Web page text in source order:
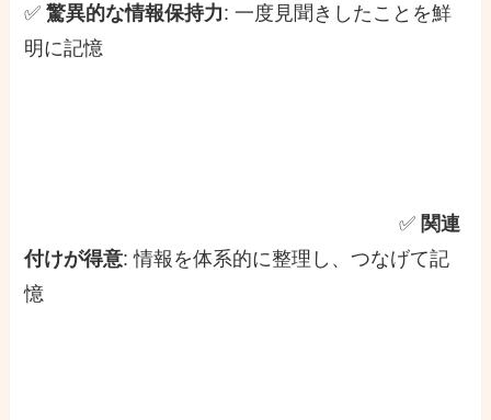
✅驚異的な情報保持力: 一度見聞きしたことを鮮
明に記憶
✅ 関連
付けが得意: 情報を体系的に整理し、つなげて記
憶